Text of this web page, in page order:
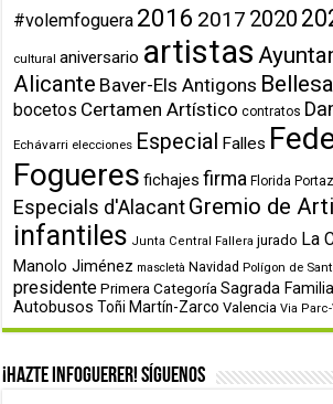
#volemfoguera 2016 2017 2020
cultural aniversario artistas
Alicante Baver-Els Antigons Bellesa
bocetos Certamen Artístico contratos
Echávarri elecciones Especial Falles
Fogueres fichajes firma Florida
Especials d'AlacantGremio de
infantiles Junta Central Fallera jurado La
Manolo Jiménez mascletà Navidad Polígon de
presidente Primera Categoría Sagrada Familia
Autobusos Toñi Martín-Zarco Valencia Via
¡Hazte infoguerer! Síguenos